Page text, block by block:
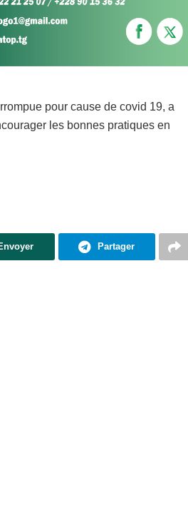
pour cause de covid 19, a
les bonnes pratiques en
Partager